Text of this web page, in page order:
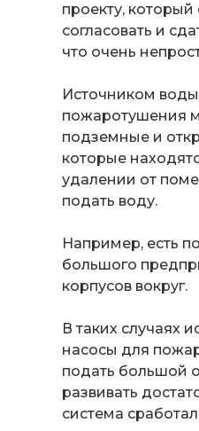
проекту,
согласовать и
что очень
Источником
пожаротушения
подземные и
которые
удалении от
подать воду.
Например, есть
большого
корпусов вокруг.
В таких случаях
насосы для
подать большой
развивать
система